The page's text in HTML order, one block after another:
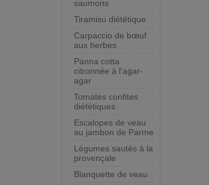
saumons
Tiramisu diététique
Carpaccio de bœuf
aux herbes
Panna cotta
citronnée à l'agar-
agar
Tomates confites
diététiques
Escalopes de veau
au jambon de Parme
Légumes sautés à la
provençale
Blanquette de veau